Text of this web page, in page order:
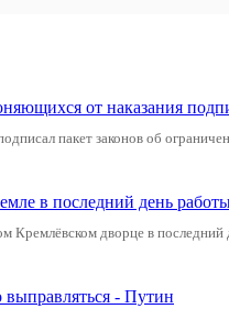
от наказания
пакет законов об
в последний день
дворце в последний
- Путин